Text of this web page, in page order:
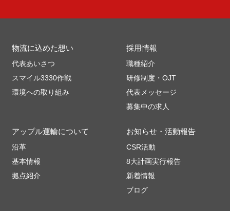
物流に込めた想い
代表あいさつ
スマイル3330作戦
環境への取り組み
アップル運輸について
沿革
基本情報
拠点紹介
お知らせ・活動報告
CSR活動
8大計画実行報告
新着情報
ブログ
採用情報
職種紹介
研修制度・OJT
代表メッセージ
募集中の求人